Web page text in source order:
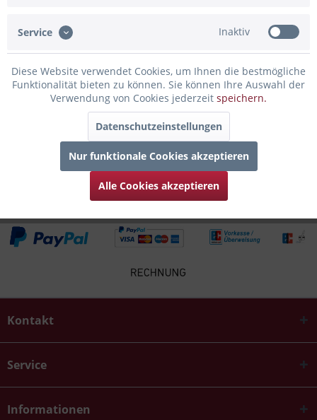
Bewertungen lesen, schreiben und diskutieren...mehr
Infos zum Hersteller
Folgende Infos zum Hersteller sind verfübar......
4
Kontakt
Service
Informationen
Service Inaktiv
Diese Website verwendet Cookies, um Ihnen die bestmögliche
Funktionalität bieten zu können. Sie können Ihre Auswahl der
Verwendung von Cookies jederzeit speichern.
Datenschutzeinstellungen
Nur funktionale Cookies akzeptieren
Alle Cookies akzeptieren